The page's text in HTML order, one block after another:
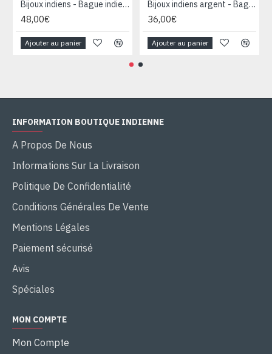
Bijoux indiens - Bague indienne rhodiée Topaze
48,00€
Ajouter au panier
Bijoux indiens argent - Bague indienne oxyde de Zirconium
36,00€
Ajouter au panier
INFORMATION BOUTIQUE INDIENNE
A Propos De Nous
Informations Sur La Livraison
Politique De Confidentialité
Conditions Générales De Vente
Mentions Légales
Paiement sécurisé
Avis
Spéciales
MON COMPTE
Mon Compte